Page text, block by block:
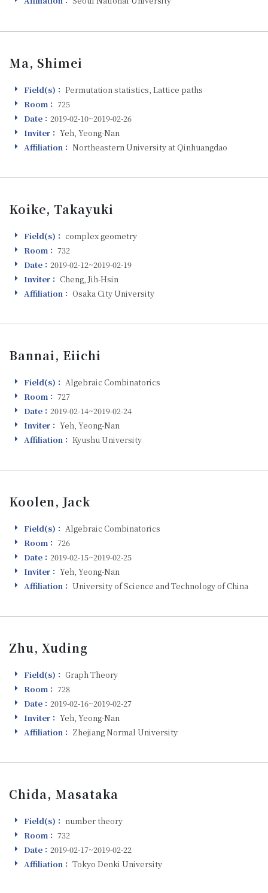
Ma, Shimei
Field(s)
Field(s)： Permutation statistics, Lattice paths
Room
Room： 725
Visiting
Date： 2019-02-10~2019-02-26
Inviter
Inviter： Yeh, Yeong-Nan
Affiliation
Affiliation： Northeastern University at Qinhuangdao
Koike, Takayuki
Field(s)
Field(s)： complex geometry
Room
Room： 732
Visiting
Date： 2019-02-12~2019-02-19
Inviter
Inviter： Cheng, Jih-Hsin
Affiliation
Affiliation： Osaka City University
Bannai, Eiichi
Field(s)
Field(s)： Algebraic Combinatorics
Room
Room： 727
Visiting
Date： 2019-02-14~2019-02-24
Inviter
Inviter： Yeh, Yeong-Nan
Affiliation
Affiliation： Kyushu University
Koolen, Jack
Field(s)
Field(s)： Algebraic Combinatorics
Room
Room： 726
Visiting
Date： 2019-02-15~2019-02-25
Inviter
Inviter： Yeh, Yeong-Nan
Affiliation
Affiliation： University of Science and Technology of China
Zhu, Xuding
Field(s)
Field(s)： Graph Theory
Room
Room： 728
Visiting
Date： 2019-02-16~2019-02-27
Inviter
Inviter： Yeh, Yeong-Nan
Affiliation
Affiliation： Zhejiang Normal University
Chida, Masataka
Field(s)
Field(s)： number theory
Room
Room： 732
Visiting
Date： 2019-02-17~2019-02-22
Affiliation
Affiliation： Tokyo Denki University